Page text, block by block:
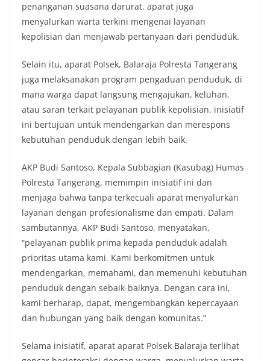
penanganan suasana darurat. aparat juga
menyalurkan warta terkini mengenai layanan
kepolisian dan menjawab pertanyaan dari penduduk.
Selain itu, aparat Polsek, Balaraja Polresta Tangerang
juga melaksanakan program pengaduan penduduk, di
mana warga dapat langsung mengajukan, keluhan,
atau saran terkait pelayanan publik kepolisian. inisiatif
ini bertujuan untuk mendengarkan dan merespons
kebutuhan penduduk dengan lebih baik.
AKP Budi Santoso, Kepala Subbagian (Kasubag) Humas
Polresta Tangerang, memimpin inisiatif ini dan
menjaga bahwa tanpa terkecuali aparat menyalurkan
layanan dengan profesionalisme dan empati. Dalam
sambutannya, AKP Budi Santoso, menyatakan,
“pelayanan publik prima kepada penduduk adalah
prioritas utama kami. Kami berkomitmen untuk
mendengarkan, memahami, dan memenuhi kebutuhan
penduduk dengan sebaik-baiknya. Dengan cara ini,
kami berharap, dapat, mengembangkan kepercayaan
dan hubungan yang baik dengan komunitas.”
Selama inisiatif, aparat aparat Polsek Balaraja terlihat